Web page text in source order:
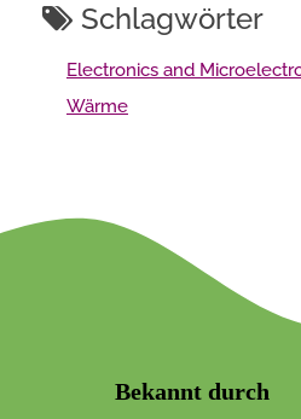
Schlagwörter
Electronics and
Wärme
Bekannt durch